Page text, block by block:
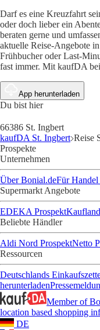
Darf es eine Kreuzfahrt
oder doch lieber ein
beraten gerne und
aktuelle Reise-Angebote
Frühbucher oder Last-
fast immer. Mit kaufDA
App herunterladen
Du bist hier
66386 St. Ingbert
kaufDA St. Ingbert Reise
Prospekte
Unternehmen
Über Bonial.deFür
Supermarkt Angebote
EDEKA Prospekt
Beliebte Händler
Aldi Nord ProspektNetto
Ressourcen
Deutschlands
herunterladen
Member of
location based shopping
DE